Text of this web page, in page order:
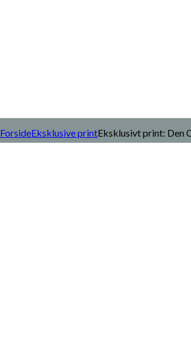
ForsideEksklusive printEksklusivt print: Den